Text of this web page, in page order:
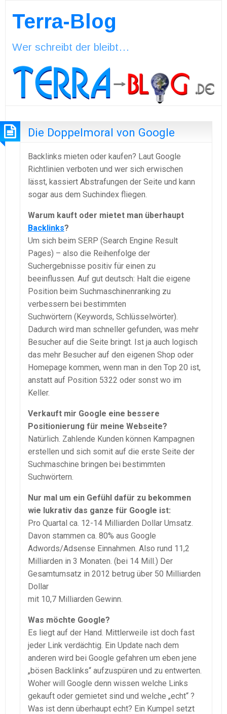
Terra-Blog
Wer schreibt der bleibt…
Die Doppelmoral von Google
Backlinks mieten oder kaufen? Laut Google
Richtlinien verboten und wer sich erwischen
lässt, kassiert Abstrafungen der Seite und kann
sogar aus dem Suchindex fliegen.
Warum kauft oder mietet man überhaupt
Backlinks?
Um sich beim SERP (Search Engine Result
Pages) – also die Reihenfolge der
Suchergebnisse positiv für einen zu
beeinflussen. Auf gut deutsch: Halt die eigene
Position beim Suchmaschinenranking zu
verbessern bei bestimmten
Suchwörtern (Keywords, Schlüsselwörter).
Dadurch wird man schneller gefunden, was mehr
Besucher auf die Seite bringt. Ist ja auch logisch
das mehr Besucher auf den eigenen Shop oder
Homepage kommen, wenn man in den Top 20 ist,
anstatt auf Position 5322 oder sonst wo im
Keller.
Verkauft mir Google eine bessere
Positionierung für meine Webseite?
Natürlich. Zahlende Kunden können Kampagnen
erstellen und sich somit auf die erste Seite der
Suchmaschine bringen bei bestimmten
Suchwörtern.
Nur mal um ein Gefühl dafür zu bekommen
wie lukrativ das ganze für Google ist:
Pro Quartal ca. 12-14 Milliarden Dollar Umsatz.
Davon stammen ca. 80% aus Google
Adwords/Adsense Einnahmen. Also rund 11,2
Milliarden in 3 Monaten. (bei 14 Mill.) Der
Gesamtumsatz in 2012 betrug über 50 Milliarden
Dollar
mit 10,7 Milliarden Gewinn.
Was möchte Google?
Es liegt auf der Hand. Mittlerweile ist doch fast
jeder Link verdächtig. Ein Update nach dem
anderen wird bei Google gefahren um eben jene
„bösen Backlinks“ aufzuspüren und zu entwerten.
Woher will Google denn wissen welche Links
gekauft oder gemietet sind und welche „echt“ ?
Was ist denn überhaupt echt? Ein Kumpel setzt